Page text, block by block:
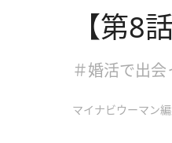
【第8
＃婚活で出
マイナビウーマン